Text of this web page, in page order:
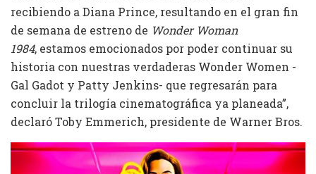
recibiendo a Diana Prince, resultando en el gran fin
de semana de estreno de Wonder Woman
1984, estamos emocionados por poder continuar su
historia con nuestras verdaderas Wonder Women -
Gal Gadot y Patty Jenkins- que regresarán para
concluir la trilogía cinematográfica ya planeada”,
declaró Toby Emmerich, presidente de Warner Bros.